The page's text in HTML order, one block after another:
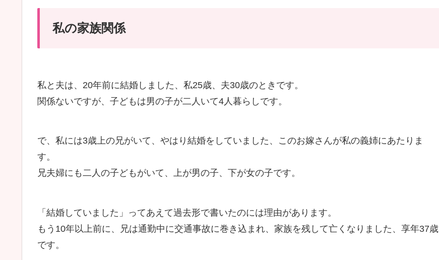
私の家族関係
私と夫は、20年前に結婚しました、私25歳、夫30歳のときです。
関係ないですが、子どもは男の子が二人いて4人暮らしです。
で、私には3歳上の兄がいて、やはり結婚をしていました、このお嫁さんが私の義姉にあたりま
す。
兄夫婦にも二人の子どもがいて、上が男の子、下が女の子です。
「結婚していました」ってあえて過去形で書いたのには理由があります。
もう10年以上前に、兄は通勤中に交通事故に巻き込まれ、家族を残して亡くなりました、享年37歳
です。